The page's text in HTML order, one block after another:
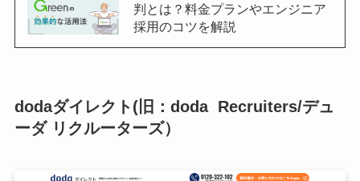
判とは？料金プランやエンジニア
採用のコツを解説
dodaダイレクト(旧：doda Recruiters/デュ
ーダリクルーターズ）